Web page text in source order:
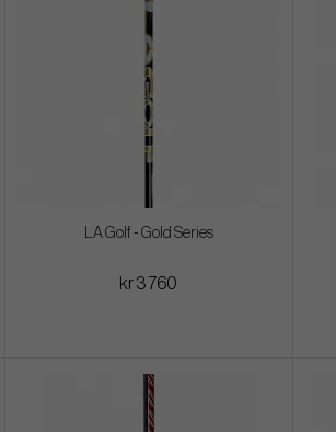
LA Golf - Gold Series
kr 3 760